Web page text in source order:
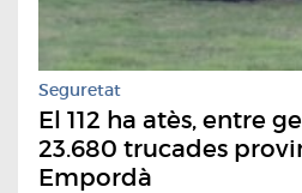
Seguretat
El 112 ha atès, entre
23.680 trucades
Empordà